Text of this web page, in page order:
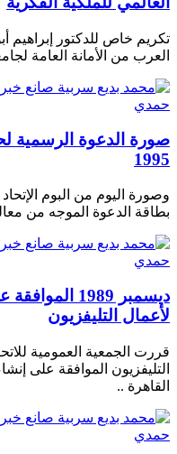
تكريم خاص للدكتور إبراهيم
العرب من الأمانة العامة
صورة الدعوة الرسمية
1995
وصورة اليوم من البوم
بطاقة الدعوة الموجه من
ديسمبر 1989
لأعمال التليفزيون
قررت الجمعية العمومية
التليفزيون الموافقة على
القاهرة ..